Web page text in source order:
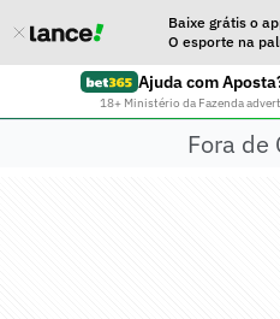
Baixe grátis o
O esporte na
Ajuda com
18+ Ministério da Fazenda
Fora de